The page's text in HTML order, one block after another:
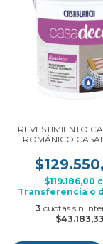
REVESTIMIENTO
ROMÁNICO
$119.186,00
Transferencia o
3 cuotas sin
$43.183,33